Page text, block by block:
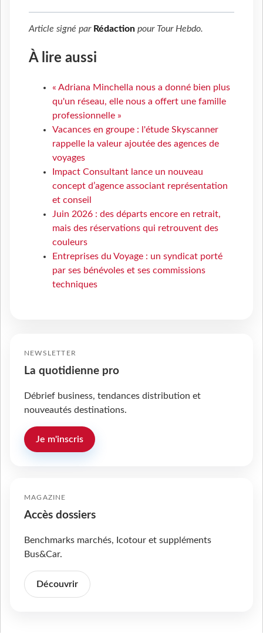
Article signé par Rédaction pour Tour Hebdo.
À lire aussi
« Adriana Minchella nous a donné bien plus
qu'un réseau, elle nous a offert une famille
professionnelle »
Vacances en groupe : l'étude Skyscanner
rappelle la valeur ajoutée des agences de
voyages
Impact Consultant lance un nouveau
concept d’agence associant représentation
et conseil
Juin 2026 : des départs encore en retrait,
mais des réservations qui retrouvent des
couleurs
Entreprises du Voyage : un syndicat porté
par ses bénévoles et ses commissions
techniques
NEWSLETTER
La quotidienne pro
Débrief business, tendances distribution et
nouveautés destinations.
Je m'inscris
MAGAZINE
Accès dossiers
Benchmarks marchés, Icotour et suppléments
Bus&Car.
Découvrir